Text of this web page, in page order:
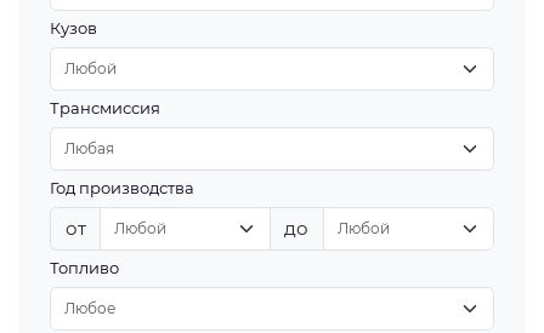
Кузов
Трансмиссия
Год производства
от до
Топливо